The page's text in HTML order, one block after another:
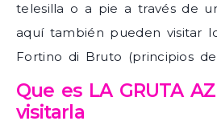
telesilla o a pie a través de
aquí también pueden visitar
Fortino di Bruto (principios del
Que es LA GRUTA
visitarla